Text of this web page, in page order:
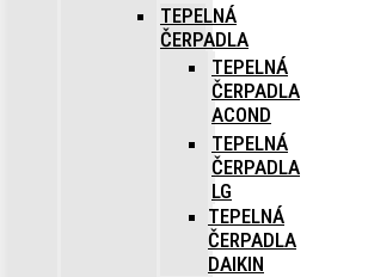
TEPELNÁ
ČERPADLA
TEPELNÁ
ČERPADLA
ACOND
TEPELNÁ
ČERPADLA
LG
TEPELNÁ
ČERPADLA
DAIKIN